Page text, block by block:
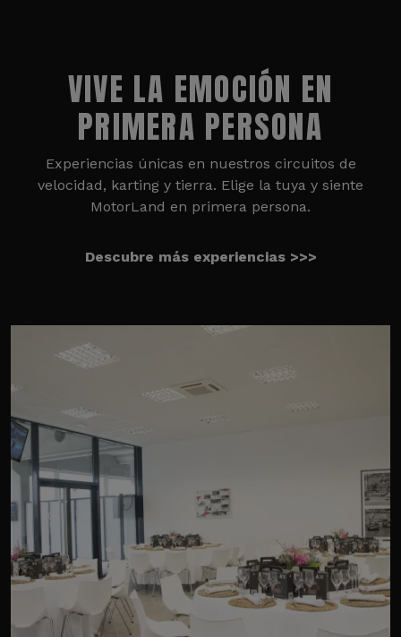
VIVE LA EMOCIÓN EN
PRIMERA PERSONA
Experiencias únicas en nuestros circuitos de
velocidad, karting y tierra. Elige la tuya y siente
MotorLand en primera persona.
Descubre más experiencias >>>